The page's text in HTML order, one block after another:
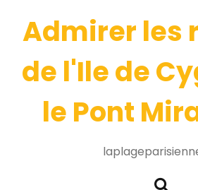
Admirer les
de l'Ile de
le Pont